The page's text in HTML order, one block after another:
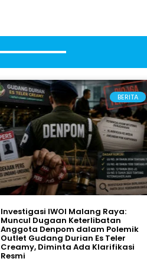
BERITA
Investigasi IWOI Malang Raya:
Muncul Dugaan Keterlibatan
Anggota Denpom dalam Polemik
Outlet Gudang Durian Es Teler
Creamy, Diminta Ada Klarifikasi
Resmi